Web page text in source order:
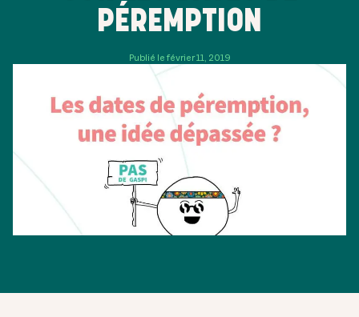
PÉREMPTION
Publié le février 11, 2019